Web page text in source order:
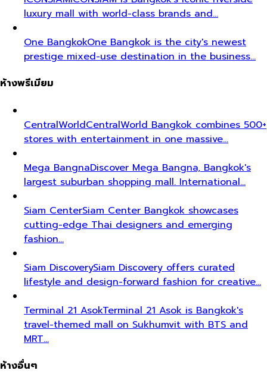
luxury mall with world-class brands and…
One BangkokOne Bangkok is the city's newest
prestige mixed-use destination in the business…
ห้างพรีเมียม
CentralWorldCentralWorld Bangkok combines 500+
stores with entertainment in one massive…
Mega BangnaDiscover Mega Bangna, Bangkok's
largest suburban shopping mall. International…
Siam CenterSiam Center Bangkok showcases
cutting-edge Thai designers and emerging
fashion…
Siam DiscoverySiam Discovery offers curated
lifestyle and design-forward fashion for creative…
Terminal 21 AsokTerminal 21 Asok is Bangkok's
travel-themed mall on Sukhumvit with BTS and
MRT…
ห้างอื่นๆ